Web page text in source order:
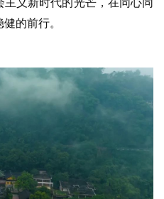
义新时代的光芒，在同心同
的前行。